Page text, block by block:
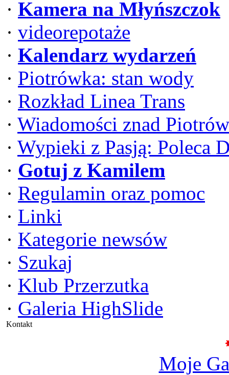
· Kamera na Młyńszczok
· videorepotaże
· Kalendarz wydarzeń
· Piotrówka: stan wody
· Rozkład Linea Trans
· Wiadomości znad
· Wypieki z Pasją: Poleca
· Gotuj z Kamilem
· Regulamin oraz pomoc
· Linki
· Kategorie newsów
· Szukaj
· Klub Przerzutka
· Galeria HighSlide
Kontakt
Moje